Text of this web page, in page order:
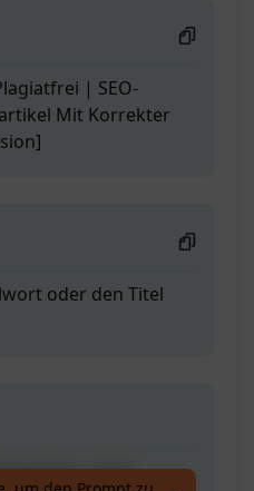
| SEO-
Mit Korrekter
oder den Titel
| SEO-